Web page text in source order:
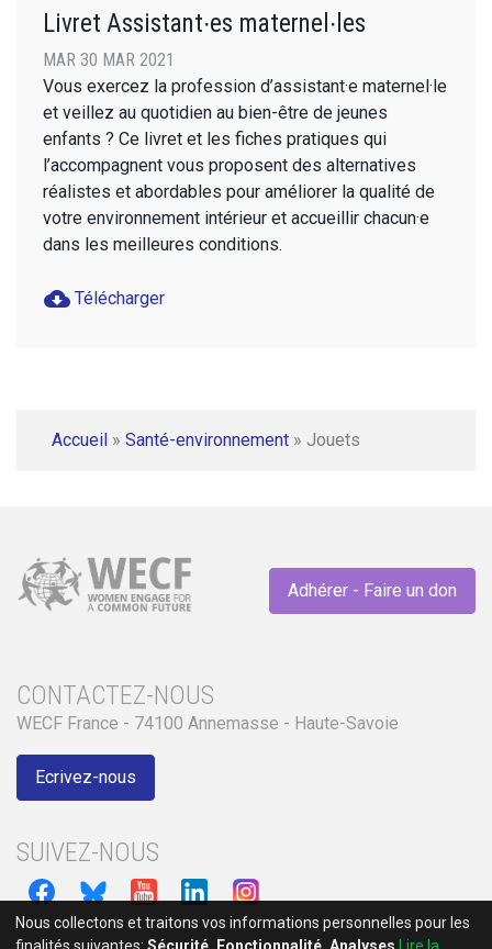
Livret Assistant∙es maternel∙les
MAR 30 MAR 2021
Vous exercez la profession d’assistant·e maternel·le
et veillez au quotidien au bien-être de jeunes
enfants ? Ce livret et les fiches pratiques qui
l’accompagnent vous proposent des alternatives
réalistes et abordables pour améliorer la qualité de
votre environnement intérieur et accueillir chacun·e
dans les meilleures conditions.
cloud_download Télécharger
Accueil » Santé-environnement » Jouets
Adhérer - Faire un don
CONTACTEZ-NOUS
WECF France - 74100 Annemasse - Haute-Savoie
Ecrivez-nous
SUIVEZ-NOUS
Nous collectons et traitons vos informations personnelles pour les